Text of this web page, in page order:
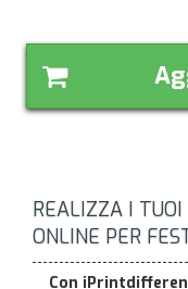
REALIZZA I
ONLINE PER
Con